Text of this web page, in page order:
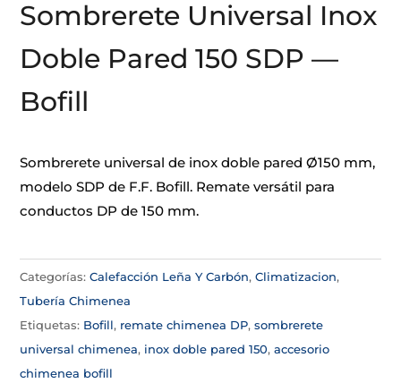
Sombrerete Universal Inox
Doble Pared 150 SDP —
Bofill
Sombrerete universal de inox doble pared Ø150 mm,
modelo SDP de F.F. Bofill. Remate versátil para
conductos DP de 150 mm.
Categorías:Calefacción Leña Y Carbón,Climatizacion,
Tubería Chimenea
Etiquetas: Bofill, remate chimenea DP,sombrerete
universal chimenea, inox doble pared 150,accesorio
chimenea bofill